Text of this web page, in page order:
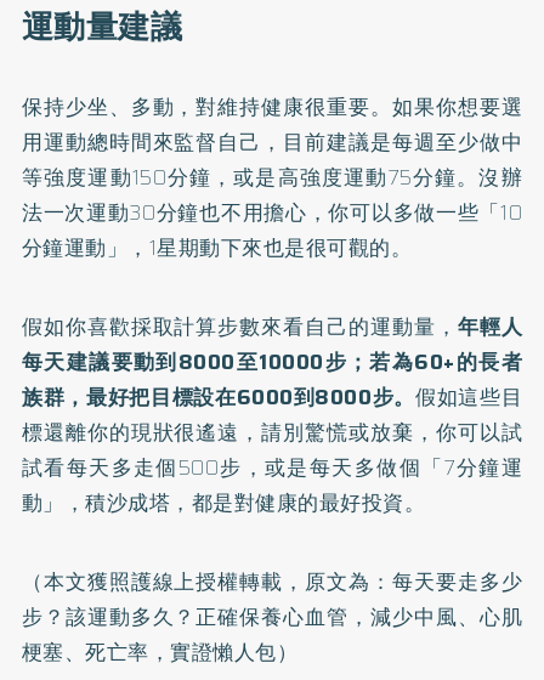
運動量建議
保持少坐、多動，對維持健康很重要。如果你想要選
用運動總時間來監督自己，目前建議是每週至少做中
等強度運動150分鐘，或是高強度運動75分鐘。沒辦
法一次運動30分鐘也不用擔心，你可以多做一些「10
分鐘運動」，1星期動下來也是很可觀的。
假如你喜歡採取計算步數來看自己的運動量， 年輕人
每天建議要動到8000至10000步；若為60+的長者
族群，最好把目標設在6000到8000步。 假如這些目
標還離你的現狀很遙遠，請別驚慌或放棄，你可以試
試看每天多走個500步，或是每天多做個「7分鐘運
動」，積沙成塔，都是對健康的最好投資。
（本文獲照護線上授權轉載，原文為： 每天要走多少
步？該運動多久？正確保養心血管，減少中風、心肌
梗塞、死亡率，實證懶人包）